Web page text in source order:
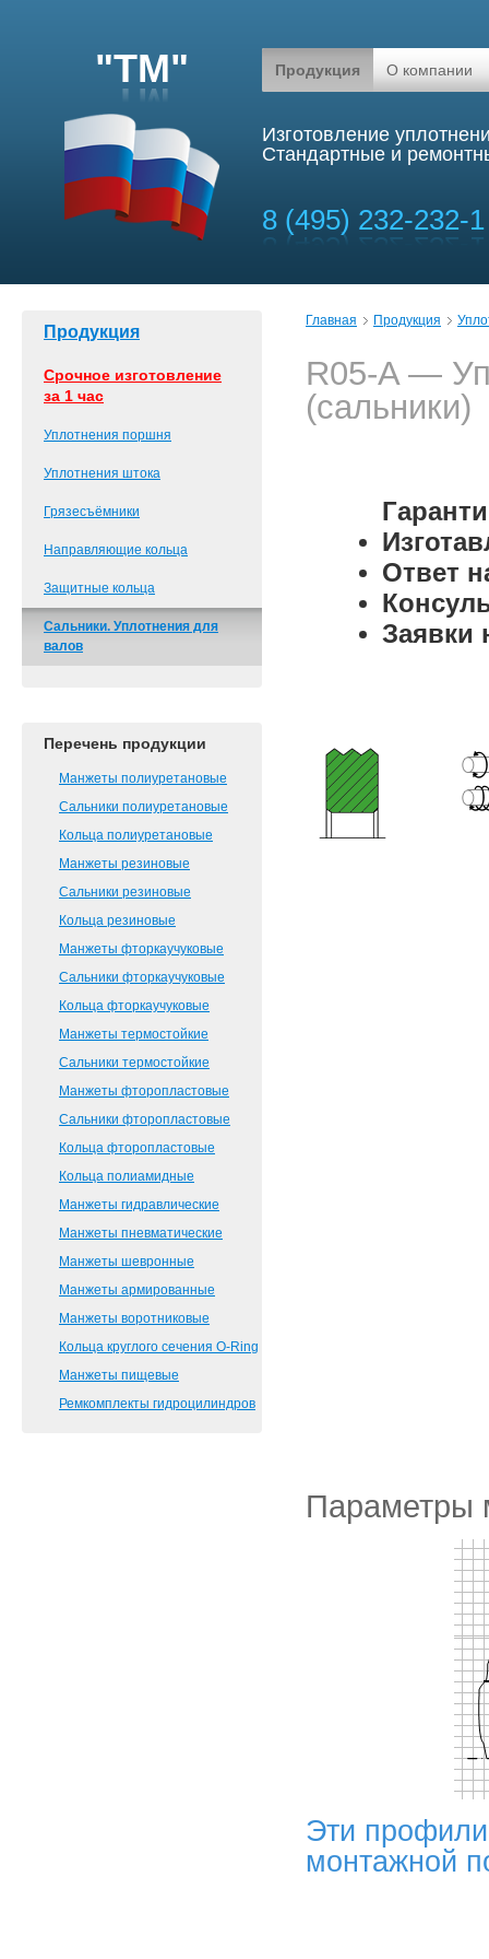
"ТМ" Продукция О компании
Изготовление
Стандартные и
8 (495) 232-232-1
Главная Продукция
R05-A —
(сальники)
Ответ
Заявки
Параметры
Эти
монтажной
Продукция
Срочное изготовление
за 1 час
Уплотнения поршня
Уплотнения штока
Грязесъёмники
Направляющие кольца
Защитные кольца
Сальники. Уплотнения для
валов
Перечень продукции
Манжеты полиуретановые
Сальники полиуретановые
Кольца полиуретановые
Манжеты резиновые
Сальники резиновые
Кольца резиновые
Манжеты фторкаучуковые
Сальники фторкаучуковые
Кольца фторкаучуковые
Манжеты термостойкие
Сальники термостойкие
Манжеты фторопластовые
Сальники фторопластовые
Кольца фторопластовые
Кольца полиамидные
Манжеты гидравлические
Манжеты пневматические
Манжеты шевронные
Манжеты армированные
Манжеты воротниковые
Кольца круглого сечения O-Ring
Манжеты пищевые
Ремкомплекты гидроцилиндров